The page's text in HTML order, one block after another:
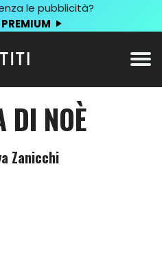
le pubblicità?
DI NOÈ
Zanicchi